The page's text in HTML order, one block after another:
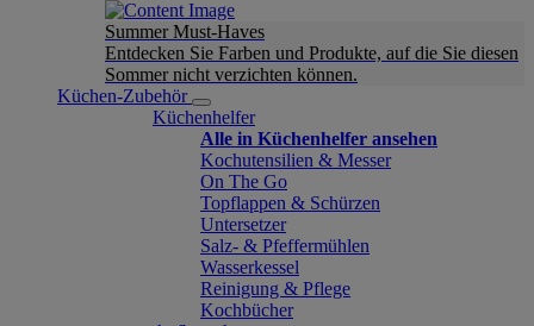
Summer Must-Haves
Entdecken Sie Farben und Produkte, auf die Sie diesen
Sommer nicht verzichten können.
Küchen-Zubehör
Küchenhelfer
Alle in Küchenhelfer ansehen
Kochutensilien & Messer
On The Go
Topflappen & Schürzen
Untersetzer
Salz- & Pfeffermühlen
Wasserkessel
Reinigung & Pflege
Kochbücher